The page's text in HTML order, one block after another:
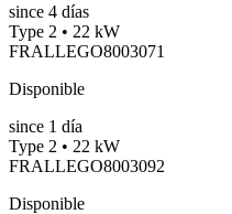
since 4 días
Type 2 • 22 kW
FRALLEGO8003071
Disponible
since 1 día
Type 2 • 22 kW
FRALLEGO8003092
Disponible